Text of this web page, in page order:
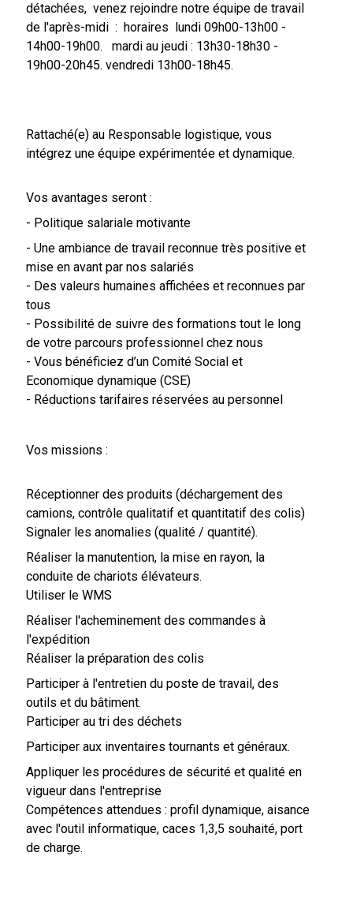
détachées, venez rejoindre notre équipe de travail
de l'après-midi : horaires lundi 09h00-13h00 -
14h00-19h00. mardi au jeudi : 13h30-18h30 -
19h00-20h45. vendredi 13h00-18h45.
Rattaché(e) au Responsable logistique, vous
intégrez une équipe expérimentée et dynamique.
Vos avantages seront :
- Politique salariale motivante
- Une ambiance de travail reconnue très positive et
mise en avant par nos salariés
- Des valeurs humaines affichées et reconnues par
tous
- Possibilité de suivre des formations tout le long
de votre parcours professionnel chez nous
- Vous bénéficiez d’un Comité Social et
Economique dynamique (CSE)
- Réductions tarifaires réservées au personnel
Vos missions :
Réceptionner des produits (déchargement des
camions, contrôle qualitatif et quantitatif des colis)
Signaler les anomalies (qualité / quantité).
Réaliser la manutention, la mise en rayon, la
conduite de chariots élévateurs.
Utiliser le WMS
Réaliser l'acheminement des commandes à
l'expédition
Réaliser la préparation des colis
Participer à l'entretien du poste de travail, des
outils et du bâtiment.
Participer au tri des déchets
Participer aux inventaires tournants et généraux.
Appliquer les procédures de sécurité et qualité en
vigueur dans l'entreprise
Compétences attendues : profil dynamique, aisance
avec l'outil informatique, caces 1,3,5 souhaité, port
de charge.